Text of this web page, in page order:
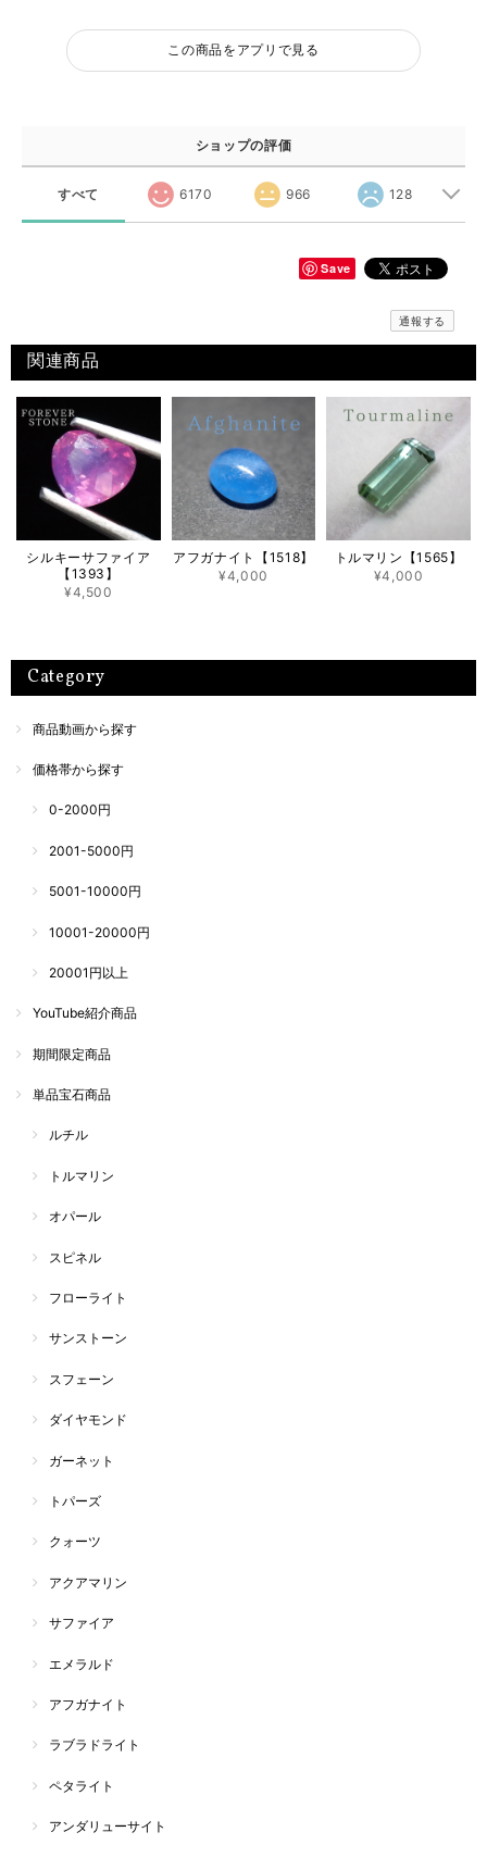
この商品をアプリで見る
ショップの評価
すべて 6170 966 128
Save
通報する
関連商品
シルキーサファイア
【1393】
¥4,500
アフガナイト【1518】
¥4,000
トルマリン【1565】
¥4,000
Category
商品動画から探す
価格帯から探す
0-2000円
2001-5000円
5001-10000円
10001-20000円
20001円以上
YouTube紹介商品
期間限定商品
単品宝石商品
ルチル
トルマリン
オパール
スピネル
フローライト
サンストーン
スフェーン
ダイヤモンド
ガーネット
トパーズ
クォーツ
アクアマリン
サファイア
エメラルド
アフガナイト
ラブラドライト
ペタライト
アンダリューサイト